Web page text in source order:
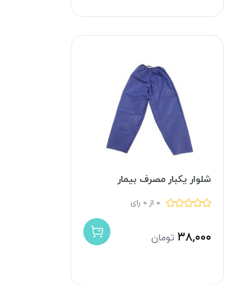
شلوار یکبار مصرف بیمار
0 از 0 رای
۳۸,۰۰۰ تومان